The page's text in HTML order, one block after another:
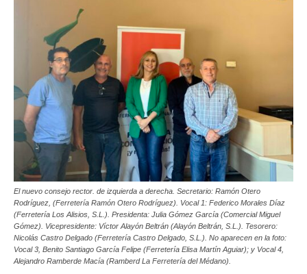
El nuevo consejo rector. de izquierda a derecha. Secretario: Ramón Otero
Rodríguez, (Ferretería Ramón Otero Rodríguez). Vocal 1: Federico Morales Díaz
(Ferretería Los Alisios, S.L.). Presidenta: Julia Gómez García (Comercial Miguel
Gómez). Vicepresidente: Víctor Alayón Beltrán (Alayón Beltrán, S.L.). Tesorero:
Nicolás Castro Delgado (Ferretería Castro Delgado, S.L.). No aparecen en la foto:
Vocal 3, Benito Santiago García Felipe (Ferretería Elisa Martín Aguiar); y Vocal 4,
Alejandro Ramberde Macía (Ramberd La Ferretería del Médano).